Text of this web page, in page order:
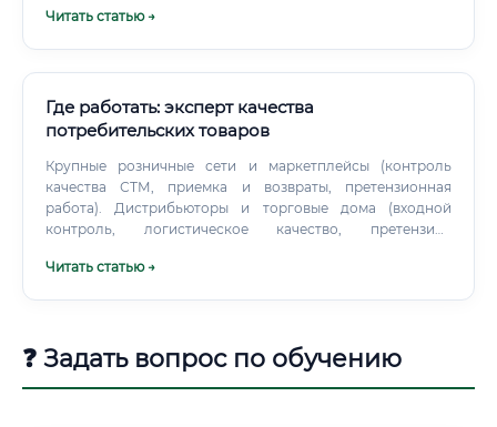
психотропными веществами (что актуально для части
секретными разработками.
Читать статью →
Где работать: эксперт качества
потребительских товаров
Крупные розничные сети и маркетплейсы (контроль
качества СТМ, приемка и возвраты, претензионная
работа). Дистрибьюторы и торговые дома (входной
контроль, логистическое качество, претензии).
(испытания, инспекционный контроль).
Читать статью →
❓ Задать вопрос по обучению